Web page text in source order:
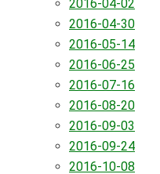
2016-04-02
2016-04-30
2016-05-14
2016-06-25
2016-07-16
2016-08-20
2016-09-03
2016-09-24
2016-10-08